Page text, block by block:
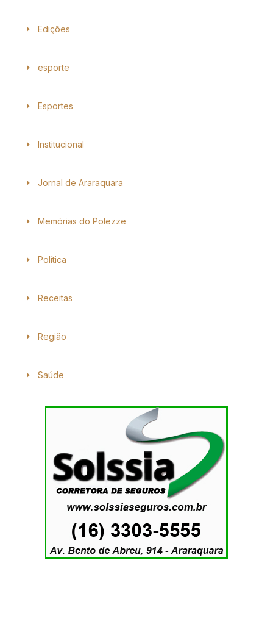
Edições
esporte
Esportes
Institucional
Jornal de Araraquara
Memórias do Polezze
Política
Receitas
Região
Saúde